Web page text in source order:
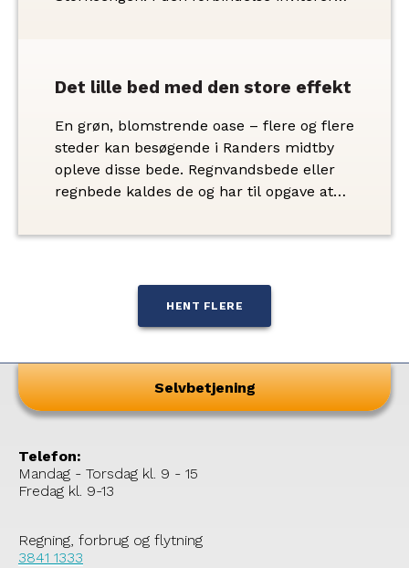
Det lille bed med den store effekt
En grøn, blomstrende oase – flere og flere
steder kan besøgende i Randers midtby
opleve disse bede. Regnvandsbede eller
regnbede kaldes de og har til opgave at
så risikoen for oversvømmede fortove
det kan man høre mere om, når
Vandmiljø Randers torsdag den 20. august
REGNhytten på Kristrup Engvej.
HENT FLERE
Selvbetjening
Telefon:
Mandag - Torsdag kl. 9 - 15
Fredag kl. 9-13
Regning, forbrug og flytning
3841 1333